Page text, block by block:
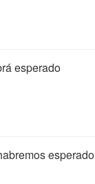
esperado
esperado